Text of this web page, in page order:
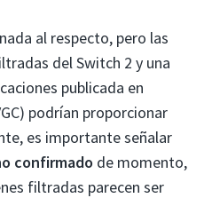
al respecto, pero las
del Switch 2 y una
publicada en
podrían proporcionar
es importante señalar
confirmado de momento,
filtradas parecen ser